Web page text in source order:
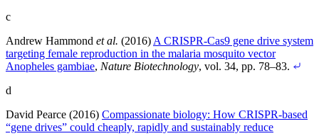
c
Andrew Hammond et al. (2016) A CRISPR-Cas9 gene drive system
targeting female reproduction in the malaria mosquito vector
Anopheles gambiae, Nature Biotechnology, vol. 34, pp. 78–83.
d
David Pearce (2016) Compassionate biology: How CRISPR-based
“gene drives” could cheaply, rapidly and sustainably reduce